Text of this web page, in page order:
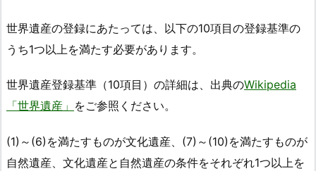
世界遺産の登録にあたっては、以下の10項目の登録基準の
うち1つ以上を満たす必要があります。
世界遺産登録基準（10項目）の詳細は、出典のWikipedia
「世界遺産」 をご参照ください。
(1)～(6)を満たすものが文化遺産、(7)～(10)を満たすものが
自然遺産、文化遺産と自然遺産の条件をそれぞれ1つ以上を